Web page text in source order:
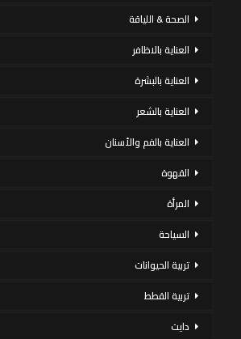
الصحة & اللياقة
العناية بالاظافر
العناية بالبشرة
العناية بالشعر
العناية بالفم والأسنان
القهوة
المرأة
السياحة
تربية الحيوانات
تربية القطط
دايت